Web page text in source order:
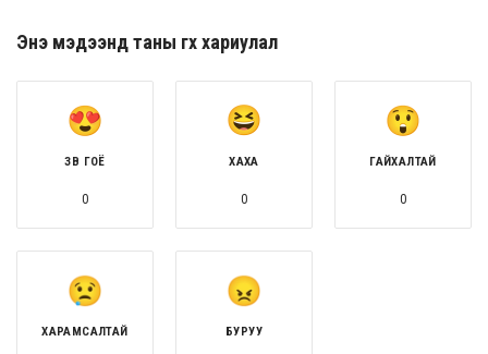
Энэ мэдээнд таны өгөх хариулал
ЗӨВ ГОЁ
0
ХАХА
0
ГАЙХАЛТАЙ
0
ХАРАМСАЛТАЙ БУРУУ